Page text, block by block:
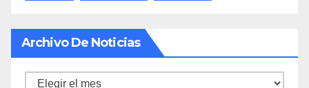
Archivo De Noticias
Archivo